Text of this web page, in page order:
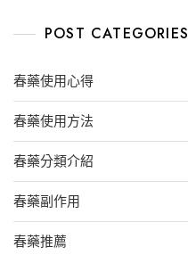
POST CATEGORIES
春藥使用心得
春藥使用方法
春藥分類介紹
春藥副作用
春藥推薦